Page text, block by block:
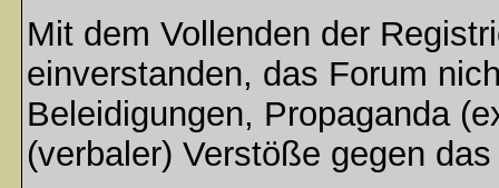
Mit dem Vollenden der
einverstanden, das Forum
Beleidigungen, Propaganda
(verbaler) Verstöße gegen